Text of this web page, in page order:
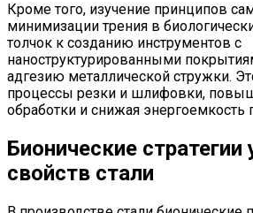
Кроме того, изучение принципов
минимизации трения в
толчок к созданию инструментов с
наноструктурированными
адгезию металлической стружки.
процессы резки и шлифовки,
обработки и снижая энергоемкость
Бионические стратегии
свойств стали